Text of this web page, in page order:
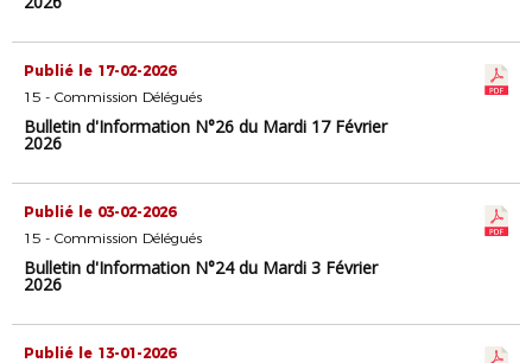
Publié le 17-02-2026
15 - Commission Délégués
Bulletin d'Information N°26 du Mardi 17 Février
2026
Publié le 03-02-2026
15 - Commission Délégués
Bulletin d'Information N°24 du Mardi 3 Février
2026
Publié le 13-01-2026